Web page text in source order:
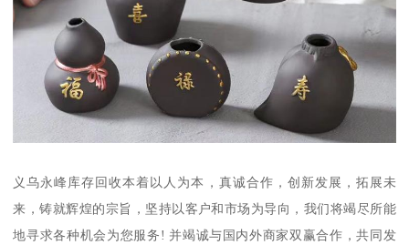
义乌永峰库存回收本着以人为本，真诚合作，创新发展，拓展未
来，铸就辉煌的宗旨，坚持以客户和市场为导向，我们将竭尽所能
地寻求各种机会为您服务! 并竭诚与国内外商家双赢合作，共同发